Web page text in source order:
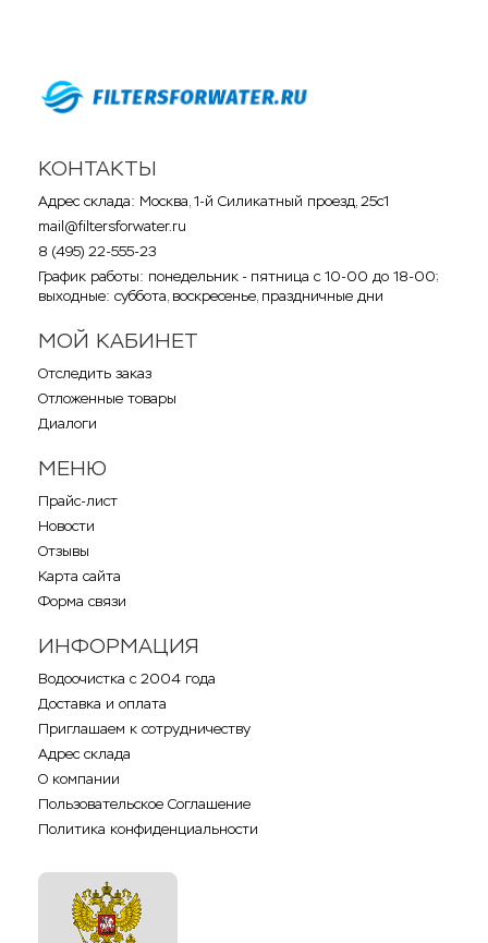
КОНТАКТЫ
Адрес склада: Москва, 1-й Силикатный проезд, 25с1
mail@filtersforwater.ru
8 (495) 22-555-23
График работы: понедельник - пятница с 10-00 до 18-00;
выходные: суббота, воскресенье, праздничные дни
МОЙ КАБИНЕТ
Отследить заказ
Отложенные товары
Диалоги
МЕНЮ
Прайс-лист
Новости
Отзывы
Карта сайта
Форма связи
ИНФОРМАЦИЯ
Водоочистка с 2004 года
Доставка и оплата
Приглашаем к сотрудничеству
Адрес склада
О компании
Пользовательское Соглашение
Политика конфиденциальности